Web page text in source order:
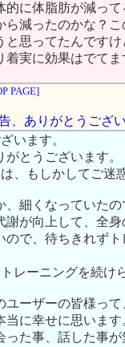
的に体脂肪が減っ
ら減ったのかな？
と思ってたんです
実に効果はでてま
PAGE]
、ありがとうござ
います。
とうございます。
、もしかしてご迷
、細くなっていたの
謝が向上して、全
ので、待ちきれず
レーニングを続け
ーザーの皆様って
に幸せに思います
った事、話した事